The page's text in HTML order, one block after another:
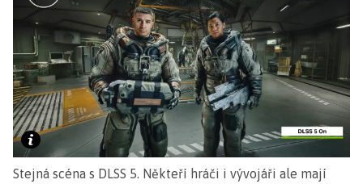
Stejná scéna s DLSS 5. Někteří hráči i vývojáři ale mají